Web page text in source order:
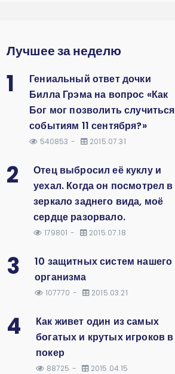
Лучшее за неделю
1
Гениальный ответ дочки
Билла Грэма на вопрос «Как
Бог мог позволить случиться
событиям 11 сентября?»
540853 2015.07.31
2
Отец выбросил её куклу и
уехал. Когда он посмотрел в
зеркало заднего вида, моё
сердце разорвало.
179801 2015.07.18
3
10 защитных систем нашего
организма
107770 2015.03.21
4
Как живет один из самых
богатых и крутых игроков в
покер
88725 2015.04.15